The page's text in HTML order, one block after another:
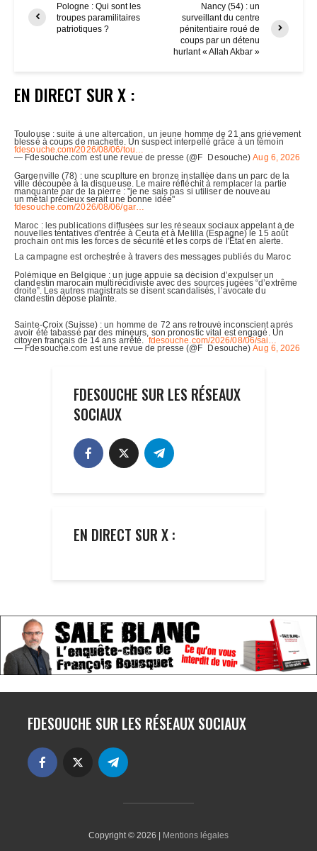
Pologne : Qui sont les
troupes paramilitaires
patriotiques ?
Nancy (54) : un
surveillant du centre
pénitentiaire roué de
coups par un détenu
hurlant « Allah Akbar »
EN DIRECT SUR X :
FDESOUCHE SUR LES RÉSEAUX
SOCIAUX
EN DIRECT SUR X :
FDESOUCHE SUR LES RÉSEAUX SOCIAUX
Copyright © 2026 | Mentions légales